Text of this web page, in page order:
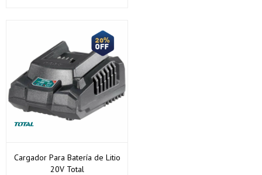
Cargador Para Batería de Litio
20V Total